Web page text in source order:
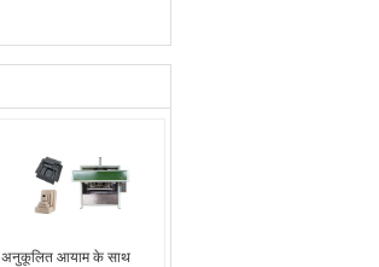
अनुकूलित आयाम के साथ